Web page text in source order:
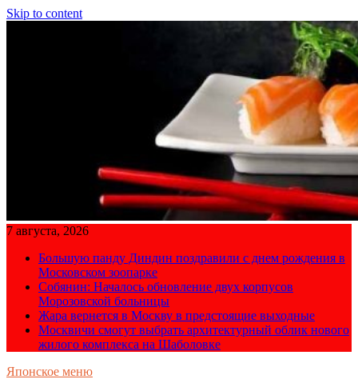
Skip to content
7 августа, 2026
Большую панду Диндин поздравили с днем рождения в
Московском зоопарке
Собянин: Началось обновление двух корпусов
Морозовской больницы
Жара вернется в Москву в предстоящие выходные
Москвичи смогут выбрать архитектурный облик нового
жилого комплекса на Шаболовке
Японское меню